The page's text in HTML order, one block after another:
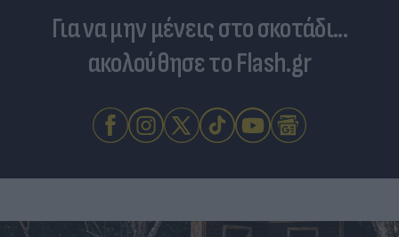
Για να μην μένεις στο σκοτάδι...
ακολούθησε το Flash.gr